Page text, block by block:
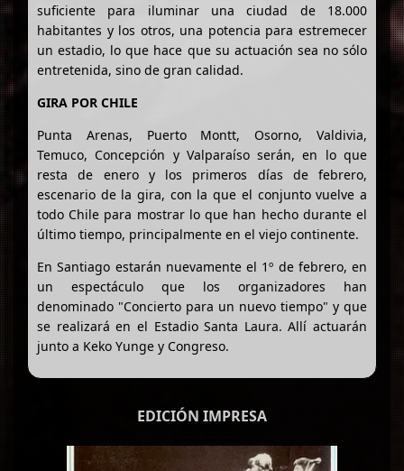
suficiente para iluminar una ciudad de 18.000
habitantes y los otros, una potencia para estremecer
un estadio, lo que hace que su actuación sea no sólo
entretenida, sino de gran calidad.
GIRA POR CHILE
Punta Arenas, Puerto Montt, Osorno, Valdivia,
Temuco, Concepción y Valparaíso serán, en lo que
resta de enero y los primeros días de febrero,
escenario de la gira, con la que el conjunto vuelve a
todo Chile para mostrar lo que han hecho durante el
último tiempo, principalmente en el viejo continente.
En Santiago estarán nuevamente el 1º de febrero, en
un espectáculo que los organizadores han
denominado "Concierto para un nuevo tiempo" y que
se realizará en el Estadio Santa Laura. Allí actuarán
junto a Keko Yunge y Congreso.
EDICIÓN IMPRESA